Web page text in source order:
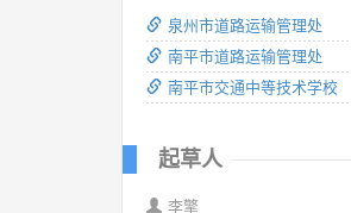
泉州市道路运输管理处
南平市道路运输管理处
南平市交通中等技术学校
起草人
李擎